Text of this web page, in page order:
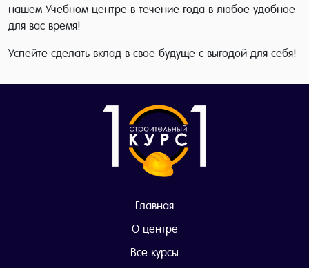
нашем Учебном центре в течение года в любое удобное
для вас время!
Успейте сделать вклад в свое будуще с выгодой для себя!
Главная
О центре
Все курсы